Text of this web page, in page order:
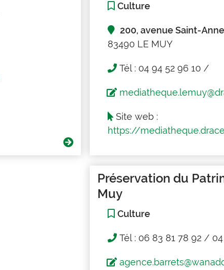
Culture
200, avenue Saint-Anne
83490 LE MUY
Tél : 04 94 52 96 10 /
Site web :
https://
Préservation du
Muy
Culture
Tél : 06 83 81 78 92 / 04